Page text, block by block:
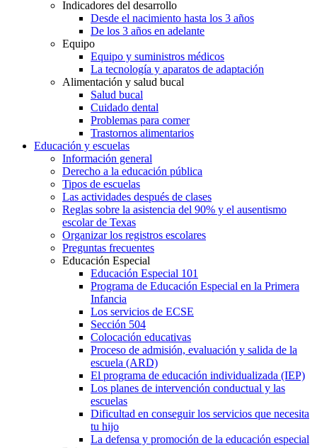
Indicadores del desarrollo
Desde el nacimiento hasta los 3 años
De los 3 años en adelante
Equipo
Equipo y suministros médicos
La tecnología y aparatos de adaptación
Alimentación y salud bucal
Salud bucal
Cuidado dental
Problemas para comer
Trastornos alimentarios
Educación y escuelas
Información general
Derecho a la educación pública
Tipos de escuelas
Las actividades después de clases
Reglas sobre la asistencia del 90% y el ausentismo
escolar de Texas
Organizar los registros escolares
Preguntas frecuentes
Educación Especial
Educación Especial 101
Programa de Educación Especial en la Primera
Infancia
Los servicios de ECSE
Sección 504
Colocación educativas
Proceso de admisión, evaluación y salida de la
escuela (ARD)
El programa de educación individualizada (IEP)
Los planes de intervención conductual y las
escuelas
Dificultad en conseguir los servicios que necesita
tu hijo
La defensa y promoción de la educación especial